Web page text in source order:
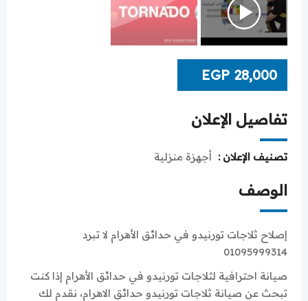
EGP 28,000
تفاصيل الإعلان
تصنيف الإعلان : أجهزة منزلية
الوصف
إصلاح ثلاجات تورنيدو في حدائق الأهرام لا تبرد
01095999314
صيانة احترافية لثلاجات تورنيدو في حدائق الأهرام إذا كنت
تبحث عن صيانة ثلاجات تورنيدو حدائق الاهرام، نقدم لك